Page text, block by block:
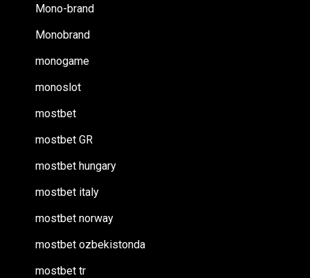
Mono-brand
Monobrand
monogame
monoslot
mostbet
mostbet GR
mostbet hungary
mostbet italy
mostbet norway
mostbet ozbekistonda
mostbet tr